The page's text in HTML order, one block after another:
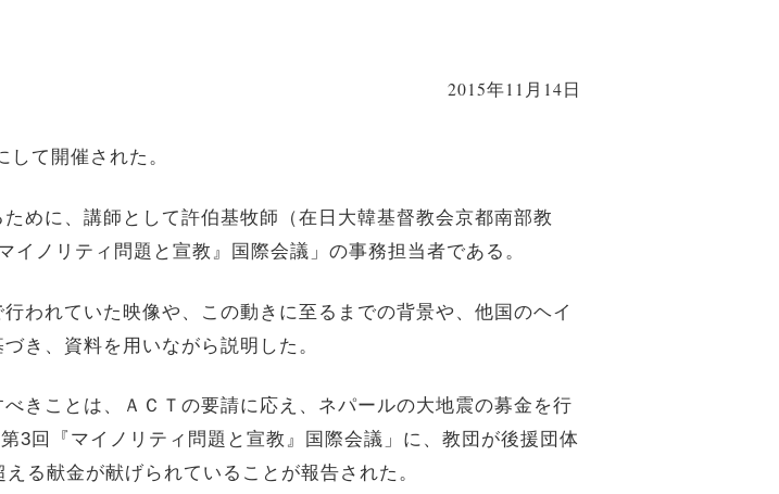
2015年11月14日
て開催された。
めに、講師として許伯基牧師（在日大韓基督教会京都南部教
ノリティ問題と宣教』国際会議」の事務担当者である。
われていた映像や、この動きに至るまでの背景や、他国のヘイ
き、資料を用いながら説明した。
きことは、ＡＣＴの要請に応え、ネパールの大地震の募金を行
3回『マイノリティ問題と宣教』国際会議」に、教団が後援団体
る献金が献げられていることが報告された。